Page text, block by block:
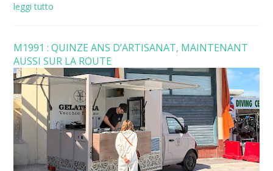
leggi tutto
M1991 : QUINZE ANS D’ARTISANAT, MAINTENANT
AUSSI SUR LA ROUTE